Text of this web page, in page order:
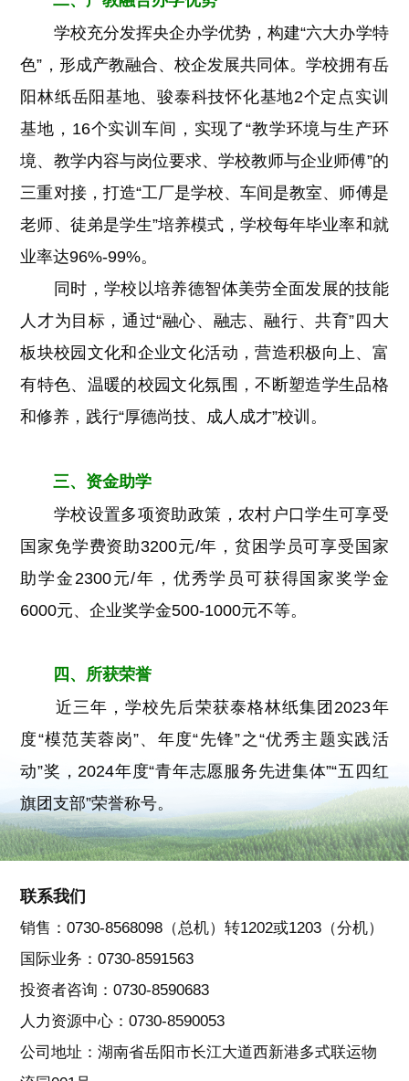
学校充分发挥央企办学优势，构建“六大办学特
色”，形成产教融合、校企发展共同体。学校拥有岳
阳林纸岳阳基地、骏泰科技怀化基地2个定点实训
基地，16个实训车间，实现了“教学环境与生产环
境、教学内容与岗位要求、学校教师与企业师傅”的
三重对接，打造“工厂是学校、车间是教室、师傅是
老师、徒弟是学生”培养模式，学校每年毕业率和就
业率达96%-99%。
同时，学校以培养德智体美劳全面发展的技能
人才为目标，通过“融心、融志、融行、共育”四大
板块校园文化和企业文化活动，营造积极向上、富
有特色、温暖的校园文化氛围，不断塑造学生品格
和修养，践行“厚德尚技、成人成才”校训。
三、资金助学
学校设置多项资助政策，农村户口学生可享受
国家免学费资助3200元/年，贫困学员可享受国家
助学金2300元/年，优秀学员可获得国家奖学金
6000元、企业奖学金500-1000元不等。
四、所获荣誉
近三年，学校先后荣获泰格林纸集团2023年
度“模范芙蓉岗”、年度“先锋”之“优秀主题实践活
动”奖，2024年度“青年志愿服务先进集体”“五四红
旗团支部”荣誉称号。
联系我们
销售：0730-8568098（总机）转1202或1203（分机）
国际业务：0730-8591563
投资者咨询：0730-8590683
人力资源中心：0730-8590053
公司地址：湖南省岳阳市长江大道西新港多式联运物